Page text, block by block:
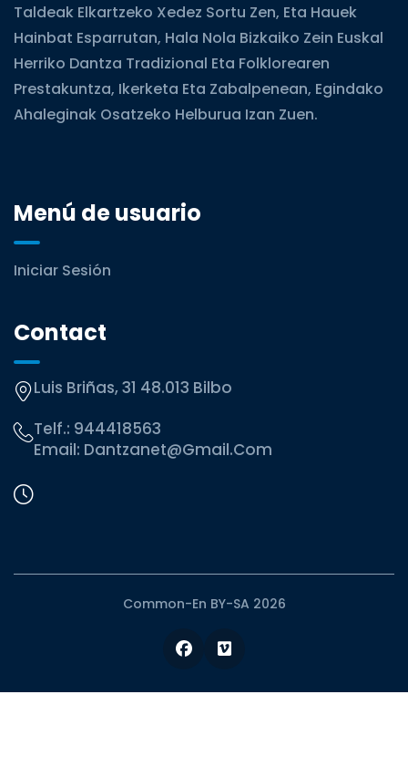
Taldeak Elkartzeko Xedez Sortu Zen, Eta Hauek
Hainbat Esparrutan, Hala Nola Bizkaiko Zein Euskal
Herriko Dantza Tradizional Eta Folklorearen
Prestakuntza, Ikerketa Eta Zabalpenean, Egindako
Ahaleginak Osatzeko Helburua Izan Zuen.
Menú de usuario
Iniciar Sesión
Contact
Luis Briñas, 31 48.013 Bilbo
Telf.: 944418563
Email: Dantzanet@gmail.com
Common-En BY-SA 2026
Facebook
Vimeo